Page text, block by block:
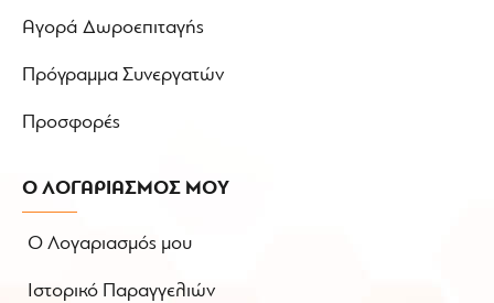
Αγορά Δωροεπιταγής
Πρόγραμμα Συνεργατών
Προσφορές
Ο ΛΟΓΑΡΙΑΣΜΟΣ ΜΟΥ
Ο Λογαριασμός μου
Ιστορικό Παραγγελιών